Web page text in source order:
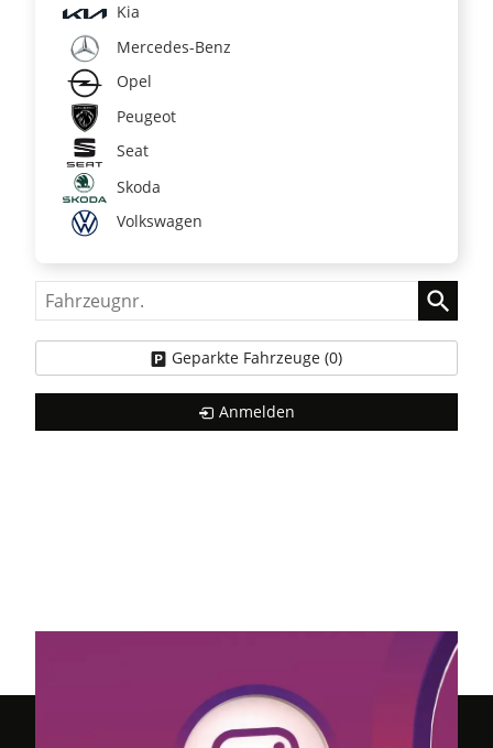
Kia
Mercedes-Benz
Opel
Peugeot
Seat
Skoda
Volkswagen
Fahrzeugnr.
Geparkte Fahrzeuge (0)
Anmelden